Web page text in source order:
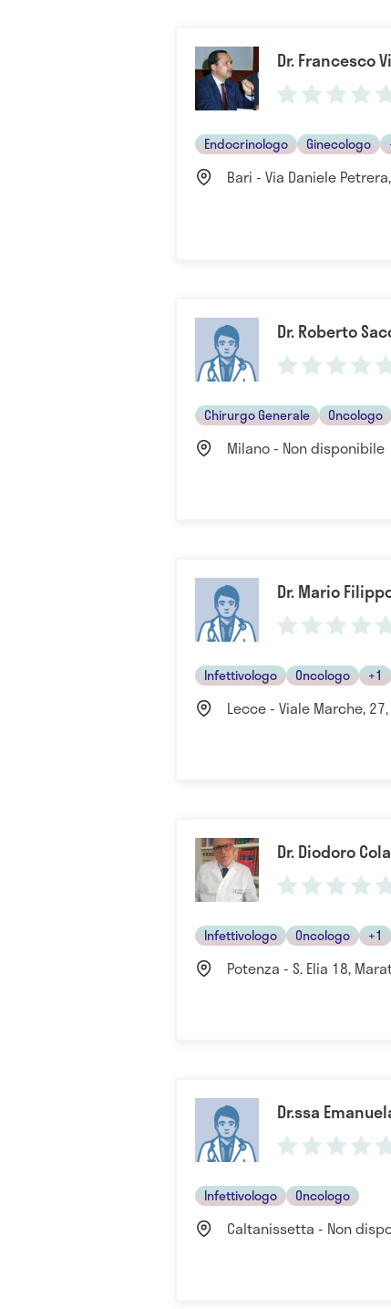
Dr. Francesco
Endocrinologo Ginecologo
Bari - Via Daniele
Dr. Roberto
Chirurgo Generale Oncologo
Milano - Non disponibile
Dr. Mario
Infettivologo Oncologo +1
Lecce - Viale Marche,
Dr. Diodoro
Infettivologo Oncologo +1
Potenza - S. Elia 18,
Dr.ssa
Infettivologo Oncologo
Caltanissetta - Non